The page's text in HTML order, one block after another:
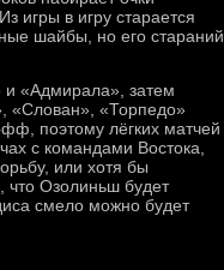
игры в игру старается
шайбы, но его стараний
«Адмирала», затем
«Слован», «Торпедо»
поэтому лёгких матчей
с командами Востока,
или хотя бы
что Озолиньш будет
смело можно будет